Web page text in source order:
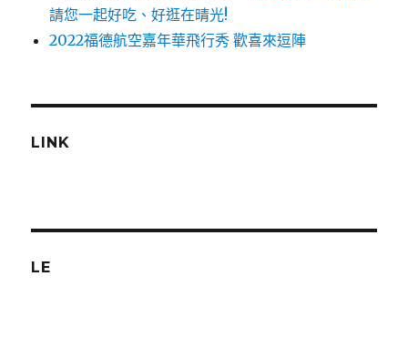
請您一起好吃、好逛在晴光!
2022福德航空嘉年華飛行秀 歡喜來逗陣
LINK
LE